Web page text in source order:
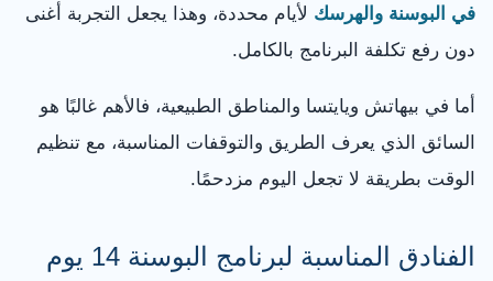
في البوسنة والهرسك لأيام محددة، وهذا يجعل التجربة أغنى
دون رفع تكلفة البرنامج بالكامل.
أما في بيهاتش ويايتسا والمناطق الطبيعية، فالأهم غالبًا هو
السائق الذي يعرف الطريق والتوقفات المناسبة، مع تنظيم
الوقت بطريقة لا تجعل اليوم مزدحمًا.
الفنادق المناسبة لبرنامج البوسنة 14 يوم